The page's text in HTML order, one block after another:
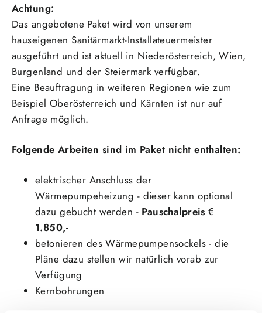
Achtung:
Das angebotene Paket wird von unserem
hauseigenen Sanitärmarkt-Installateuermeister
ausgeführt und ist aktuell in Niederösterreich, Wien,
Burgenland und der Steiermark verfügbar.
Eine Beauftragung in weiteren Regionen wie zum
Beispiel Oberösterreich und Kärnten ist nur auf
Anfrage möglich.
Folgende Arbeiten sind im Paket nicht enthalten:
elektrischer Anschluss der
Wärmepumpeheizung - dieser kann optional
dazu gebucht werden -Pauschalpreis€
1.850,-
betonieren des Wärmepumpensockels - die
Pläne dazu stellen wir natürlich vorab zur
Verfügung
Kernbohrungen